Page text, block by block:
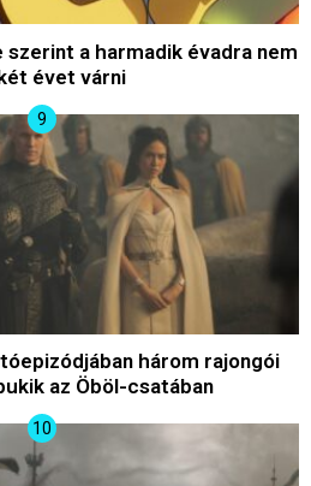
szerint a harmadik évadra nem
évet várni
három rajongói
az Öböl-csatában